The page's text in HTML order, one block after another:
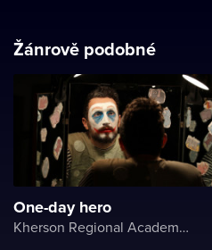
Žánrově podobné
One-day hero
Kherson Regional Academic Music and Drama Theater named after Mykola Kulish